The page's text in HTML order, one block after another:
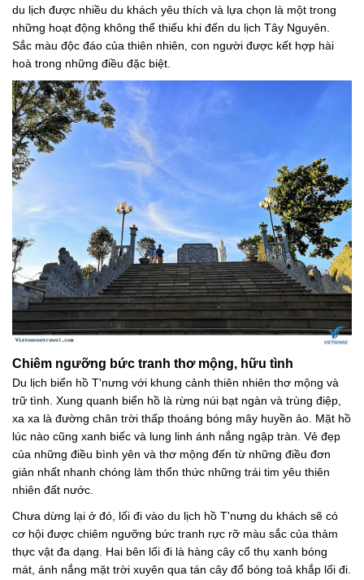
du lịch được nhiều du khách yêu thích và lựa chọn là một trong
những hoạt động không thể thiếu khi đến du lịch Tây Nguyên.
Sắc màu độc đáo của thiên nhiên, con người được kết hợp hài
hoà trong những điều đặc biệt.
Chiêm ngưỡng bức tranh thơ mộng, hữu tình
Du lịch biển hồ T'nưng với khung cảnh thiên nhiên thơ mộng và
trữ tình. Xung quanh biển hồ là rừng núi bạt ngàn và trùng điệp,
xa xa là đường chân trời thấp thoáng bóng mây huyền ảo. Mặt hồ
lúc nào cũng xanh biếc và lung linh ánh nắng ngập tràn. Vẻ đẹp
của những điều bình yên và thơ mộng đến từ những điều đơn
giản nhất nhanh chóng làm thổn thức những trái tim yêu thiên
nhiên đất nước.
Chưa dừng lại ở đó, lối đi vào du lịch hồ T'nưng du khách sẽ có
cơ hội được chiêm ngưỡng bức tranh rực rỡ màu sắc của thảm
thực vật đa dạng. Hai bên lối đi là hàng cây cổ thụ xanh bóng
mát, ánh nắng mặt trời xuyên qua tán cây đổ bóng toả khắp lối đi.